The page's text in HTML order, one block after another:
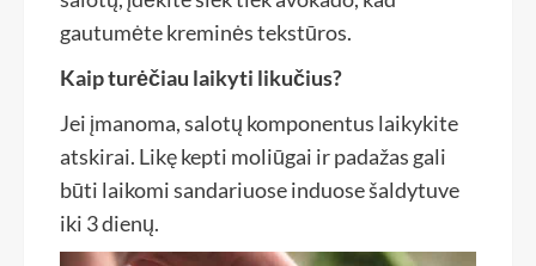
gautumėte kreminės tekstūros.
Kaip turėčiau laikyti likučius?
Jei įmanoma, salotų komponentus laikykite
atskirai. Likę kepti moliūgai ir padažas gali
būti laikomi sandariuose induose šaldytuve
iki 3 dienų.